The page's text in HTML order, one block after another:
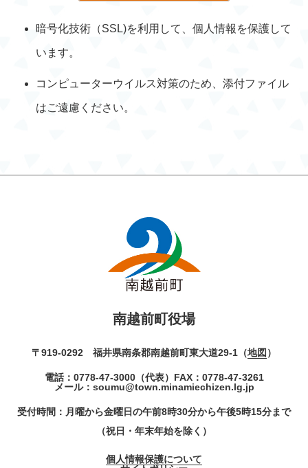
暗号化技術（SSL)を利用して、個人情報を保護して
います。
コンピューターウイルス対策のため、添付ファイル
はご遠慮ください。
南越前町役場
〒919-0292 福井県南条郡南越前町東大道29-1（地図 ）
電話： 0778-47-3000（代表） FAX：0778-47-3261
メール： soumu@town.minamiechizen.lg.jp
受付時間：月曜から金曜日の午前8時30分から午後5時15分まで
（祝日・年末年始を除く）
個人情報保護について